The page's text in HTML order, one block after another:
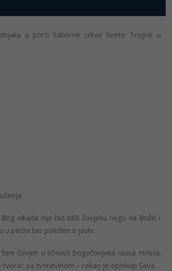
u porti Saborne crkve Svete Trojice u
nikada nije bio bliži čovjeku nego na Božić i
u pećini bio položen u jasle.
čovjek u ličnosti bogočovjeka Isusa Hrista.
sa tvorevinom – rekao je episkop Sava.